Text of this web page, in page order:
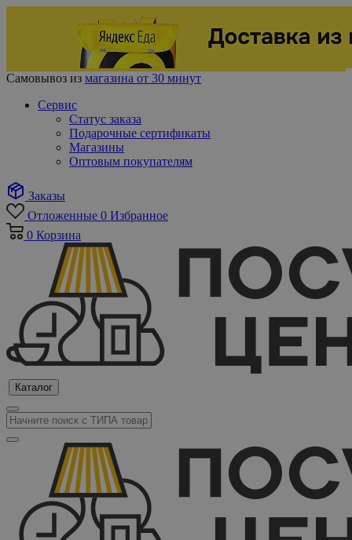
Самовывоз из магазина от 30 минут
Сервис
Статус заказа
Подарочные сертификаты
Магазины
Оптовым покупателям
Заказы
Отложенные 0 Избранное
0 Корзина
Каталог